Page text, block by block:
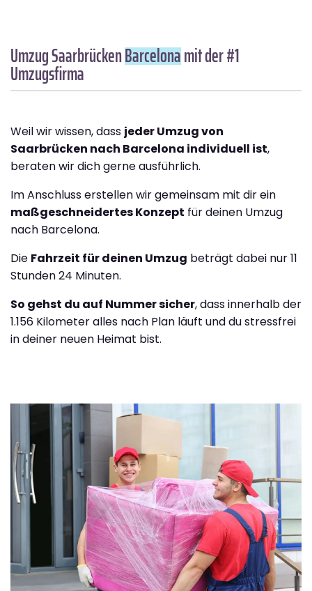
Umzug SaarbrückenBarcelonamit der #1
Umzugsfirma
Weil wir wissen, dass jeder Umzug von
Saarbrücken nach Barcelona individuell ist,
beraten wir dich gerne ausführlich.
Im Anschluss erstellen wir gemeinsam mit dir ein
maßgeschneidertes Konzept für deinen Umzug
nach Barcelona.
Die Fahrzeit für deinen Umzug beträgt dabei nur 11
Stunden 24 Minuten.
So gehst du auf Nummer sicher, dass innerhalb der
1.156 Kilometer alles nach Plan läuft und du stressfrei
in deiner neuen Heimat bist.